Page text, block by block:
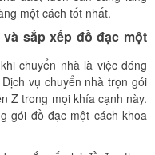
một cách tốt nhất.
sắp xếp đồ đạc một
chuyển nhà là việc đóng
vụ chuyển nhà trọn gói
Z trong mọi khía cạnh này.
gói đồ đạc một cách khoa